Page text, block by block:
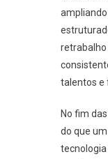
talentos e
No fim
do que